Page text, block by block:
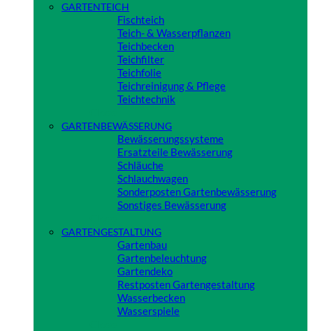
GARTENTEICH
Fischteich
Teich- & Wasserpflanzen
Teichbecken
Teichfilter
Teichfolie
Teichreinigung & Pflege
Teichtechnik
GARTENBEWÄSSERUNG
Bewässerungssysteme
Ersatzteile Bewässerung
Schläuche
Schlauchwagen
Sonderposten Gartenbewässerung
Sonstiges Bewässerung
GARTENGESTALTUNG
Gartenbau
Gartenbeleuchtung
Gartendeko
Restposten Gartengestaltung
Wasserbecken
Wasserspiele